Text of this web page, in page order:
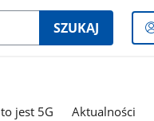
SZUKAJ
jest 5G Aktualności